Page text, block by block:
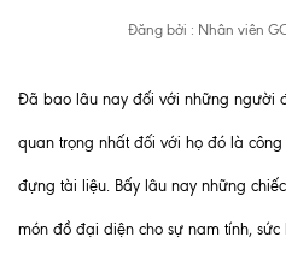
Đăng bởi : Nhân viên
Đã bao lâu nay đối với những người
quan trọng nhất đối với họ đó là
đựng tài liệu. Bấy lâu nay những chiếc
món đồ đại diện cho sự nam tính,